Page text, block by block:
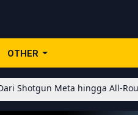
OTHER
hingga All-Rounder Andalan